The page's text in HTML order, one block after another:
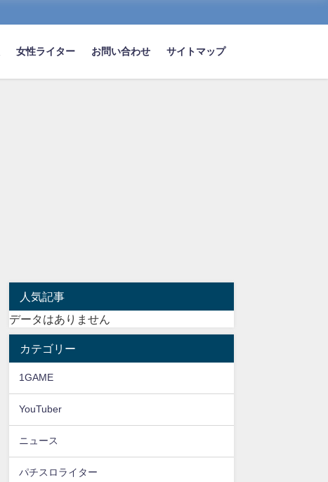
女性ライター お問い合わせ サイトマップ
人気記事
データはありません
カテゴリー
1GAME
YouTuber
ニュース
パチスロライター